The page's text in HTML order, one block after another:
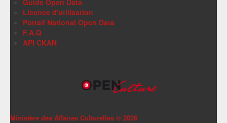
Guide Open Data
Licence d'utilisation
Portail National Open Data
F.A.Q
API CKAN
Ministère des Affaires Culturelles © 2026